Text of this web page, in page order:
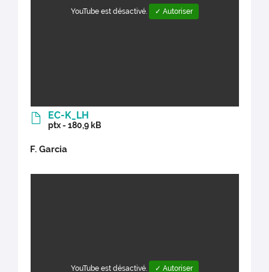
YouTube est désactivé. ✓ Autoriser
EC-K_LH
ptx - 180,9 kB
F. Garcia
YouTube est désactivé. ✓ Autoriser